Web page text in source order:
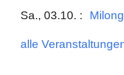
Sa., 03.10. :
alle